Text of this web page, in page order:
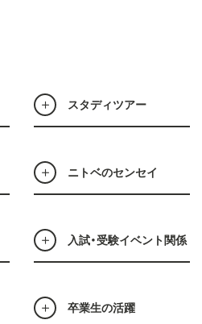
スタディツアー
ニトベのセンセイ
入試・受験イベント関係
卒業生の活躍